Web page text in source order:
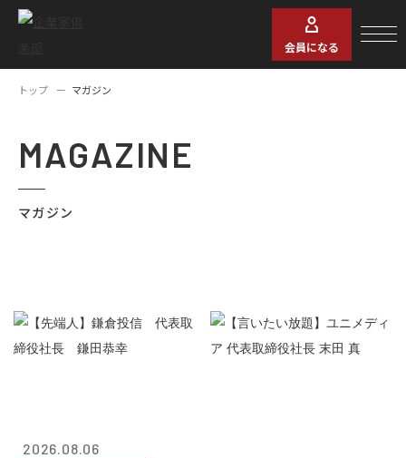
会員になる
トップ マガジン
MAGAZINE
マガジン
2026.08.06